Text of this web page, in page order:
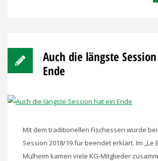
Auch die längste
Ende
Mit dem traditionellen Fischessen wurde
Session 2018/19 für beendet erklärt. Im „Le
Mülheim kamen viele KG-Mitglieder